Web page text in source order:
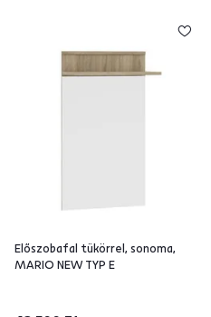
Előszobafal tükörrel, sonoma,
MARIO NEW TYP E